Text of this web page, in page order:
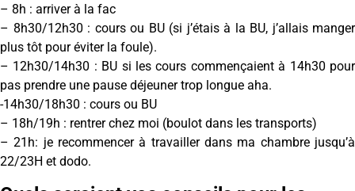
– 8h : arriver à la fac
– 8h30/12h30 : cours ou BU (si j’étais à la BU, j’allais manger
plus tôt pour éviter la foule).
– 12h30/14h30 : BU si les cours commençaient à 14h30 pour
pas prendre une pause déjeuner trop longue aha.
-14h30/18h30 : cours ou BU
– 18h/19h : rentrer chez moi (boulot dans les transports)
– 21h: je recommencer à travailler dans ma chambre jusqu’à
22/23H et dodo.